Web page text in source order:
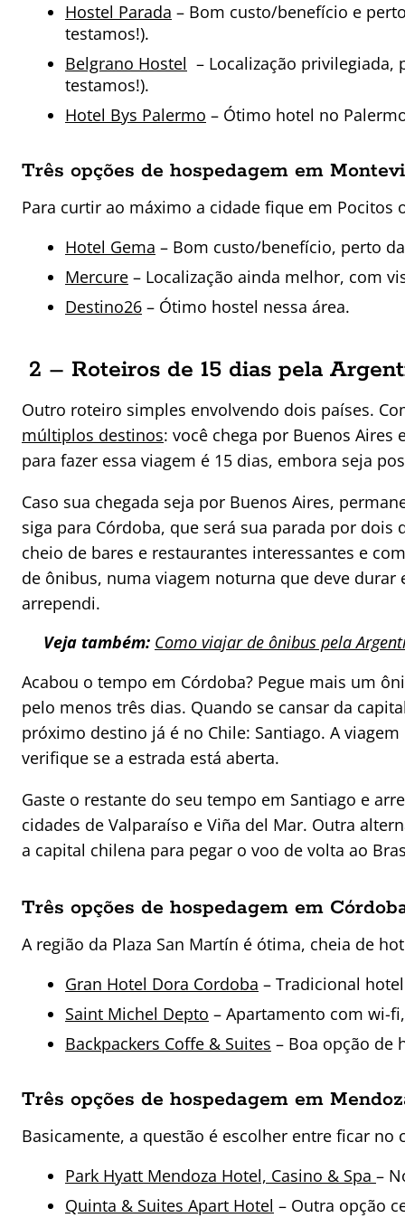
Hostel Parada – Bom custo/benefício e
testamos!).
Belgrano Hostel – Localização
testamos!).
Hotel Bys Palermo – Ótimo hotel no
Três opções de hospedagem em
Para curtir ao máximo a cidade fique em Pocitos
Hotel Gema – Bom custo/benefício, perto
Mercure – Localização ainda melhor, com
Destino26 – Ótimo hostel nessa área.
2 – Roteiros de 15 dias pela
Outro roteiro simples envolvendo dois países.
múltiplos destinos: você chega por Buenos
para fazer essa viagem é 15 dias, embora seja
Caso sua chegada seja por Buenos Aires,
siga para Córdoba, que será sua parada por
cheio de bares e restaurantes interessantes e
de ônibus, numa viagem noturna que deve
arrependi.
Veja também: Como viajar de ônibus pela
Acabou o tempo em Córdoba? Pegue mais um
pelo menos três dias. Quando se cansar da
próximo destino já é no Chile: Santiago. A
verifique se a estrada está aberta.
Gaste o restante do seu tempo em Santiago e
cidades de Valparaíso e Viña del Mar. Outra
a capital chilena para pegar o voo de volta ao
Três opções de hospedagem em
A região da Plaza San Martín é ótima, cheia de
Gran Hotel Dora Cordoba – Tradicional
Saint Michel Depto – Apartamento com wi-
Backpackers Coffe & Suites – Boa opção de
Três opções de hospedagem em
Basicamente, a questão é escolher entre ficar
Park Hyatt Mendoza Hotel, Casino & Spa –
Quinta & Suites Apart Hotel – Outra opção